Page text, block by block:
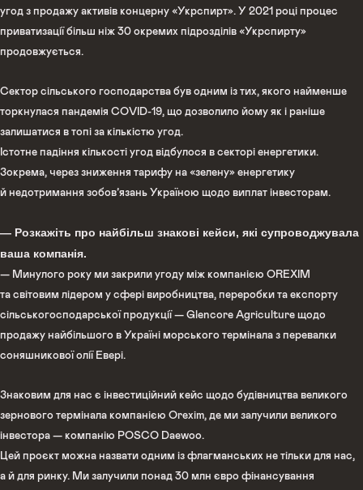
угод з продажу активів концерну «Укрспирт». У 2021 році процес
приватизації більш ніж 30 окремих підрозділів «Укрспирту»
продовжується.
Сектор сільського господарства був одним із тих, якого найменше
торкнулася пандемія COVID-19, що дозволило йому як і раніше
залишатися в топі за кількістю угод.
Істотне падіння кількості угод відбулося в секторі енергетики.
Зокрема, через зниження тарифу на «зелену» енергетику
й недотримання зобов’язань Україною щодо виплат інвесторам.
— Розкажіть про найбільш знакові кейси, які супроводжувала
ваша компанія.
— Минулого року ми закрили угоду між компанією OREXIM
та світовим лідером у сфері виробництва, переробки та експорту
сільськогосподарської продукції — Glencore Agriculture щодо
продажу найбільшого в Україні морського термінала з перевалки
соняшникової олії Евері.
Знаковим для нас є інвестиційний кейс щодо будівництва великого
зернового термінала компанією Orexim, де ми залучили великого
інвестора — компанію POSCO Daewoo.
Цей проєкт можна назвати одним із флагманських не тільки для нас,
а й для ринку. Ми залучили понад 30 млн євро фінансування